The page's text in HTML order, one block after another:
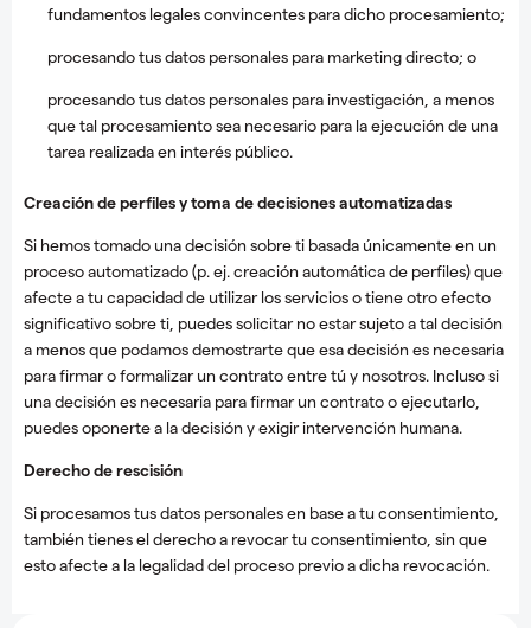
fundamentos legales convincentes para dicho procesamiento;
procesando tus datos personales para marketing directo; o
procesando tus datos personales para investigación, a menos
que tal procesamiento sea necesario para la ejecución de una
tarea realizada en interés público.
Creación de perfiles y toma de decisiones automatizadas
Si hemos tomado una decisión sobre ti basada únicamente en un
proceso automatizado (p. ej. creación automática de perfiles) que
afecte a tu capacidad de utilizar los servicios o tiene otro efecto
significativo sobre ti, puedes solicitar no estar sujeto a tal decisión
a menos que podamos demostrarte que esa decisión es necesaria
para firmar o formalizar un contrato entre tú y nosotros. Incluso si
una decisión es necesaria para firmar un contrato o ejecutarlo,
puedes oponerte a la decisión y exigir intervención humana.
Derecho de rescisión
Si procesamos tus datos personales en base a tu consentimiento,
también tienes el derecho a revocar tu consentimiento, sin que
esto afecte a la legalidad del proceso previo a dicha revocación.